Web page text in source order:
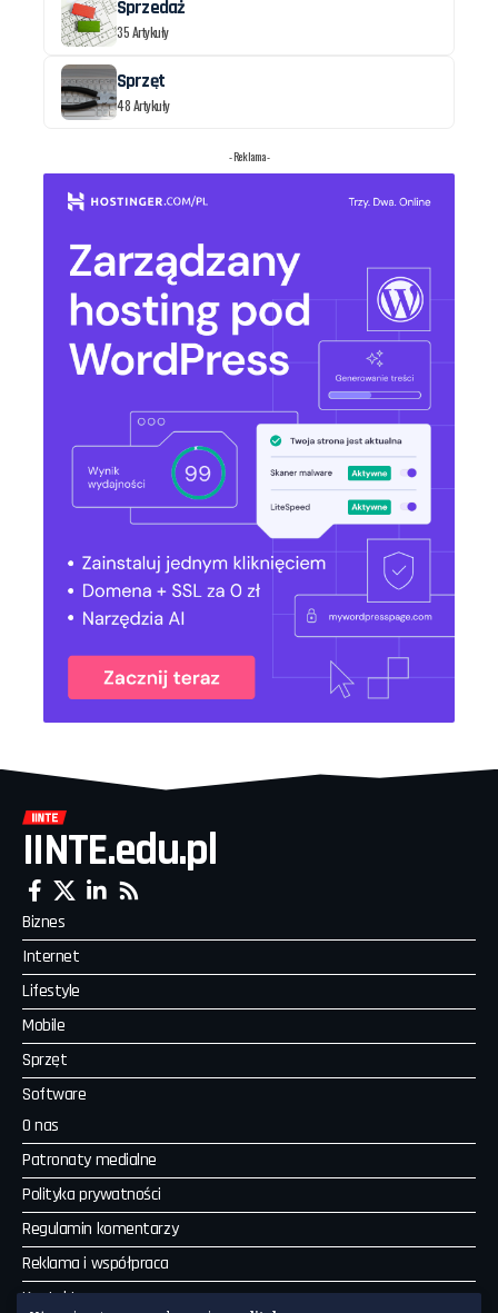
Sprzedaż
35 Artykuły
Sprzęt
48 Artykuły
- Reklama -
IINTE.edu.pl
Biznes
Internet
Lifestyle
Mobile
Sprzęt
Software
O nas
Patronaty medialne
Polityka prywatności
Regulamin komentarzy
Reklama i współpraca
Kontakt